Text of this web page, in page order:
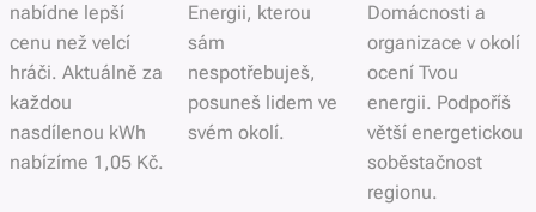
nabídne lepší
cenu než velcí
hráči. Aktuálně za
každou
nasdílenou kWh
nabízíme 1,05 Kč.
Energii, kterou
sám
nespotřebuješ,
posuneš lidem ve
svém okolí.
Domácnosti a
organizace v okolí
ocení Tvou
energii. Podpoříš
větší energetickou
soběstačnost
regionu.